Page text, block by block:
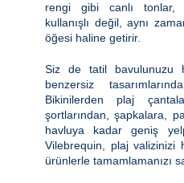
rengi gibi canlı tonlar,
kullanışlı değil, aynı
öğesi haline getirir.
Siz de tatil bavulunuzu
benzersiz
Bikinilerden plaj
şortlarından, şapkalara,
havluya kadar geniş
Vilebrequin, plaj valizinizi
ürünlerle tamamlamanızı